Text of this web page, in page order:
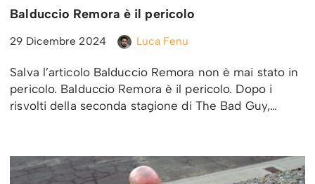
Balduccio Remora è il pericolo
29 Dicembre 2024 Luca Fenu
Salva l’articolo Balduccio Remora non è mai stato in
pericolo. Balduccio Remora è il pericolo. Dopo i
risvolti della seconda stagione di The Bad Guy,…